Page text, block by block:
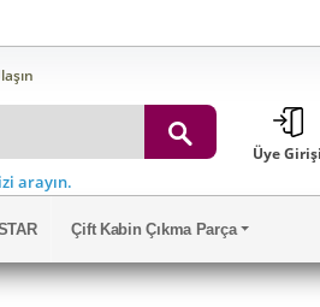
arayın.
Üye Girişi
Çift Kabin Çıkma Parça